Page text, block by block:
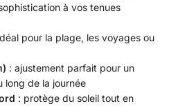
à vos tenues
pour la plage, les voyages ou
: ajustement parfait pour un
long de la journée
: protège du soleil tout en